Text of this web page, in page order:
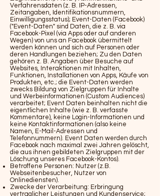
Verfahrensdaten (z. B. IP-Adressen,
Zeitangaben, Identifikationsnummern,
Einwilligungsstatus); Event-Daten (Facebook)
("Event-Daten" sind Daten, die z. B. via
Facebook-Pixel (via Apps oder auf anderen
Wegen) von uns an Facebook übermittelt
werden können und sich auf Personen oder
deren Handlungen beziehen; Zu den Daten
gehören z. B. Angaben über Besuche auf
Websites, Interaktionen mit Inhalten,
Funktionen, Installationen von Apps, Käufe von
Produkten, etc.; die Event-Daten werden
zwecks Bildung von Zielgruppen für Inhalte
und Werbeinformationen (Custom Audiences)
verarbeitet; Event Daten beinhalten nicht die
eigentlichen Inhalte (wie z. B. verfasste
Kommentare), keine Login-Informationen und
keine Kontaktinformationen (also keine
Namen, E-Mail-Adressen und
Telefonnummern). Event Daten werden durch
Facebook nach maximal zwei Jahren gelöscht,
die aus ihnen gebildeten Zielgruppen mit der
Löschung unseres Facebook-Kontos).
Betroffene Personen: Nutzer (z.B.
Webseitenbesucher, Nutzer von
Onlinediensten).
Zwecke der Verarbeitung: Erbringung
vertraglicher Leistungen und Kundenservice;